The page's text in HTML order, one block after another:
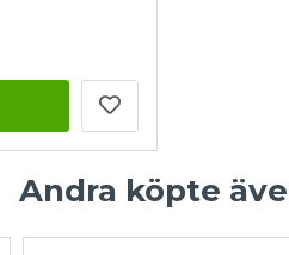
Andra köpte